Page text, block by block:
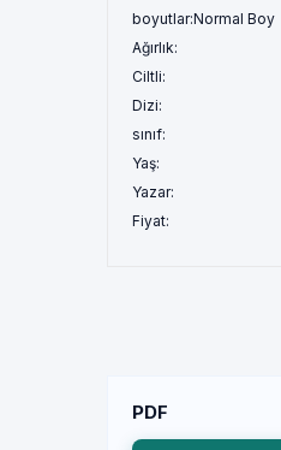
boyutlar:Normal Boy
Ağırlık:
Ciltli:
Dizi:
sınıf:
Yaş:
Yazar:
Fiyat:
PDF